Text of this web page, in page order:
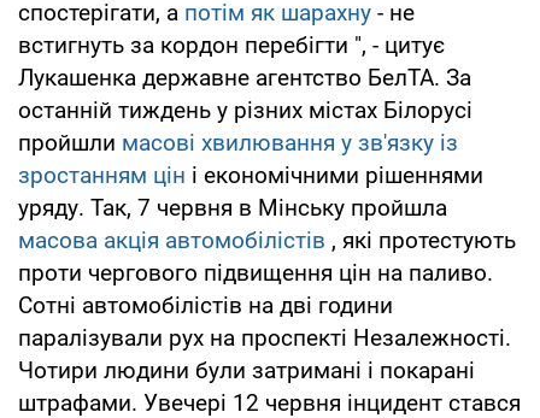
спостерігати, а потім як шарахну - не
встигнуть за кордон перебігти ", - цитує
Лукашенка державне агентство БелТА. За
останній тиждень у різних містах Білорусі
пройшли масові хвилювання у зв'язку із
зростанням цін і економічними рішеннями
уряду. Так, 7 червня в Мінську пройшла
масова акція автомобілістів , які протестують
проти чергового підвищення цін на паливо.
Сотні автомобілістів на дві години
паралізували рух на проспекті Незалежності.
Чотири людини були затримані і покарані
штрафами. Увечері 12 червня інцидент стався